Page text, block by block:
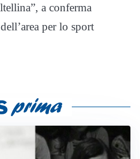
a conferma
per lo sport